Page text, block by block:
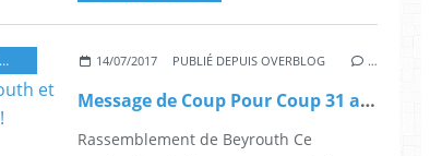
ANTI-RÉPRESSION COUP POUR COUP 31
14/07/2017 PUBLIÉ DEPUIS OVERBLOG …
Message de Coup Pour Coup 31 aux rassemblements de Beyrouth et Tunis pour Georges Abdallah !
Rassemblement de Beyrouth Ce